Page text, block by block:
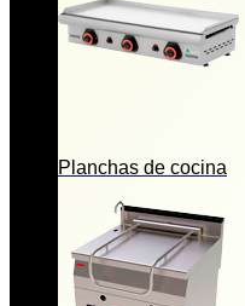
Planchas de cocina